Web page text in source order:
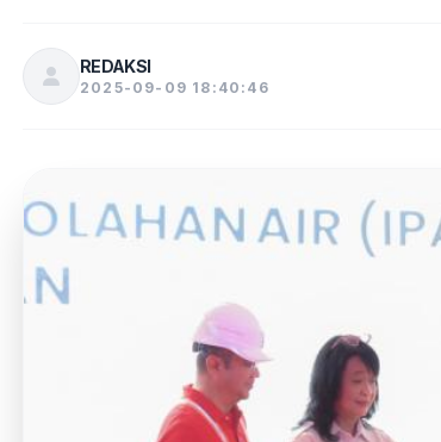
REDAKSI
2025-09-09 18:40:46